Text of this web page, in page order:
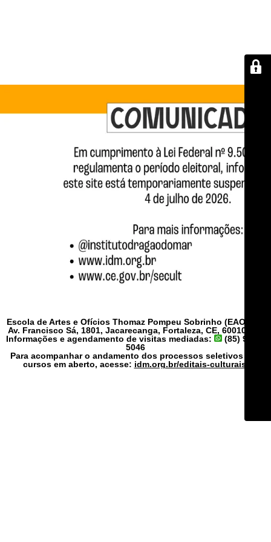
Escola de Artes e Ofícios Thomaz Pompeu Sobrinho (EAOTPS)
Av. Francisco Sá, 1801, Jacarecanga, Fortaleza, CE, 60010-450
Informações e agendamento de visitas mediadas:
(85) 9278-
5046
Para acompanhar o andamento dos processos seletivos dos
cursos em aberto, acesse: idm.org.br/editais-culturais/